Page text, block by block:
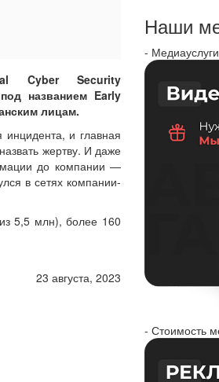
Cyber Security
названием Early
лицам.
и главная
жертву. И даже
до компании —
в сетях компании-
5,5 млн), более 160
23 августа, 2023
Наши
-
- Стоимость